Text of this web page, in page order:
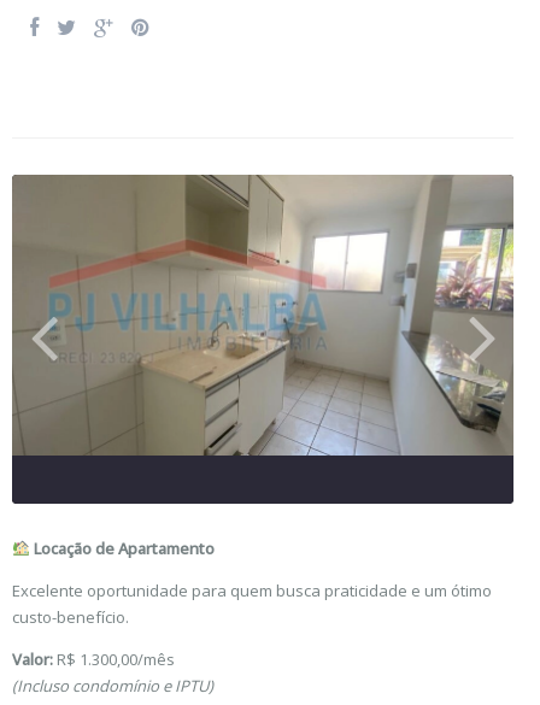
Locação de Apartamento
Excelente oportunidade para quem busca praticidade e um ótimo
custo-benefício.
Valor: R$ 1.300,00/mês
(Incluso condomínio e IPTU)